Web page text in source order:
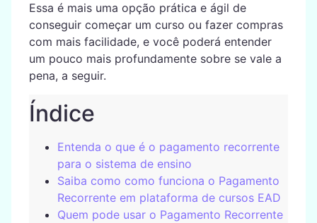
Essa é mais uma opção prática e ágil de
conseguir começar um curso ou fazer compras
com mais facilidade, e você poderá entender
um pouco mais profundamente sobre se vale a
pena, a seguir.
Índice
Entenda o que é o pagamento recorrente
para o sistema de ensino
Saiba como como funciona o Pagamento
Recorrente em plataforma de cursos EAD
Quem pode usar o Pagamento Recorrente